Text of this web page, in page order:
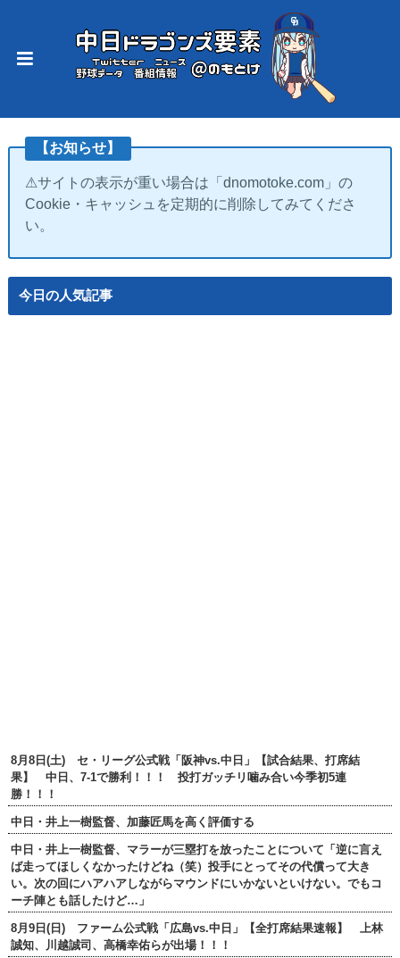
【お知らせ】
⚠サイトの表示が重い場合は「dnomotoke.com」の
Cookie・キャッシュを定期的に削除してみてくださ
い。
今日の人気記事
8月8日(土) セ・リーグ公式戦「阪神vs.中日」【試合結果、打席結
果】 中日、7-1で勝利！！！ 投打ガッチリ噛み合い今季初5連
勝！！！
中日・井上一樹監督、加藤匠馬を高く評価する
中日・井上一樹監督、マラーが三塁打を放ったことについて「逆に言え
ば走ってほしくなかったけどね（笑）投手にとってその代償って大き
い。次の回にハアハアしながらマウンドにいかないといけない。でもコ
ーチ陣とも話したけど…」
8月9日(日) ファーム公式戦「広島vs.中日」【全打席結果速報】 上林
誠知、川越誠司、高橋幸佑らが出場！！！